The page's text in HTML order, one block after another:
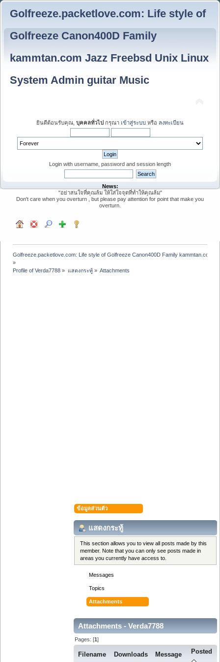
Golfreeze.packetlove.com: Life style of
Golfreeze Canon400D Family
kammtan.com Jazz Freebsd Unix Linux
System Admin guitar Music
ยินดีต้อนรับคุณ, บุคคลทั่วไป กรุณา เข้าสู่ระบบ หรือ ลงทะเบียน
Login with username, password and session length
News:
"อย่าสนใจที่คุณล้ม ให้ใส่ใจจุดที่ทำให้คุณล้ม"
Don't care when you overturn , but please pay attention for point that make you
overturn.
Golfreeze.packetlove.com: Life style of Golfreeze Canon400D Family kammtan.com
»
Profile of Verda7788 » แสดงกระทู้» Attachments
ข้อมูลส่วนตัว
แสดงกระทู้
This section allows you to view all posts made by this
member. Note that you can only see posts made in
areas you currently have access to.
Messages
Topics
Attachments
Attachments - Verda7788
Pages: [1]
Filename Downloads Message Posted